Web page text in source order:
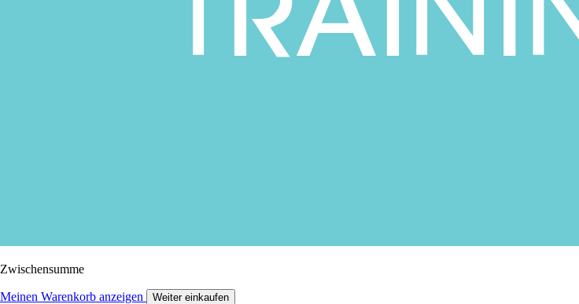
Zwischensumme
Meinen Warenkorb anzeigen Weiter einkaufen